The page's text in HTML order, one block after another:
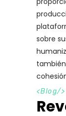
sobre
<Blog/>